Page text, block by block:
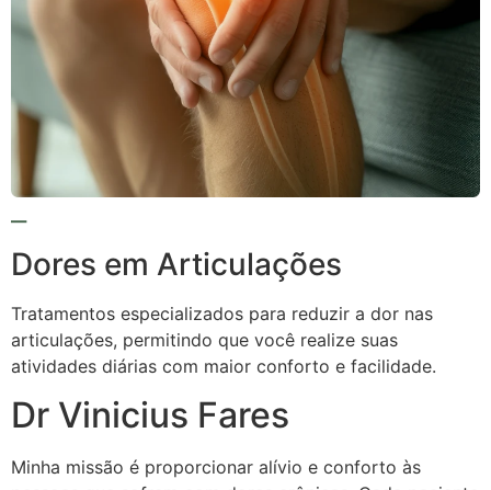
Dores em Articulações
Tratamentos especializados para reduzir a dor nas
articulações, permitindo que você realize suas
atividades diárias com maior conforto e facilidade.
Dr Vinicius Fares
Minha missão é proporcionar alívio e conforto às